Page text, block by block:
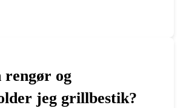
rengør og
jeg grillbestik?